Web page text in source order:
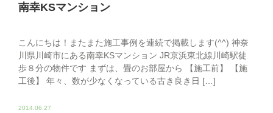
南幸KSマンション
こんにちは！またまた施工事例を連続で掲載します(^^) 神奈
川県川崎市にある南幸KSマンション JR京浜東北線川崎駅徒
歩８分の物件です まずは、畳のお部屋から 【施工前】 【施
工後】 年々、数が少なくなっている古き良き日 […]
2014.06.27